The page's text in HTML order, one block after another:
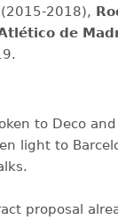
2018),
de
to Deco
light to
proposal